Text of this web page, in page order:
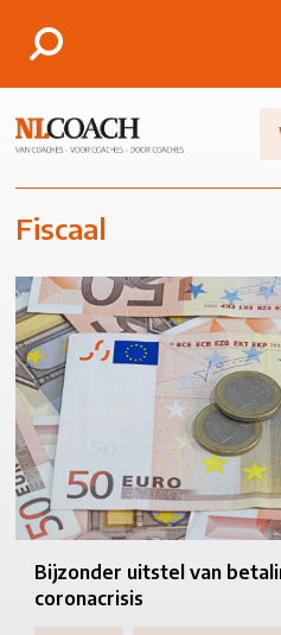
Fiscaal
Bijzonder uitstel van
coronacrisis